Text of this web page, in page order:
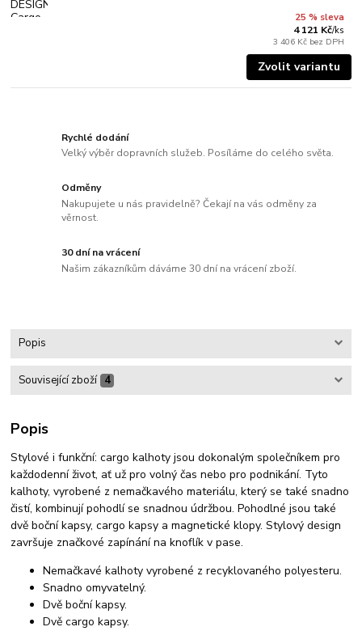
25 % sleva
4 121 Kč/ks
3 406 Kč bez DPH
Zvolit variantu
Rychlé dodání
Velký výběr dopravních služeb. Posíláme do celého světa.
Odměny
Nakupujete u nás pravidelně? Čekají na vás odměny za
věrnost.
30 dní na vrácení
Našim zákazníkům dáváme 30 dní na vrácení zboží.
Popis
Související zboží 4
Popis
Stylové i funkční: cargo kalhoty jsou dokonalým společníkem pro
každodenní život, ať už pro volný čas nebo pro podnikání. Tyto
kalhoty, vyrobené z nemačkavého materiálu, který se také snadno
čistí, kombinují pohodlí se snadnou údržbou. Pohodlné jsou také
dvě boční kapsy, cargo kapsy a magnetické klopy. Stylový design
završuje značkové zapínání na knoflík v pase.
Nemačkavé kalhoty vyrobené z recyklovaného polyesteru.
Snadno omyvatelný.
Dvě boční kapsy.
Dvě cargo kapsy.